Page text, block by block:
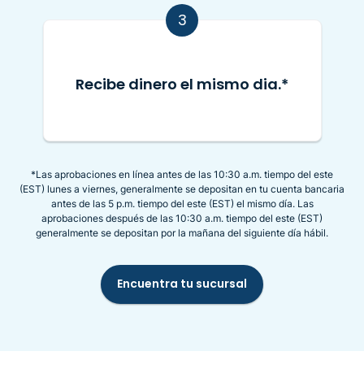
3
Recibe dinero el mismo dia.*
*Las aprobaciones en línea antes de las 10:30 a.m. tiempo del este
(EST) lunes a viernes, generalmente se depositan en tu cuenta bancaria
antes de las 5 p.m. tiempo del este (EST) el mismo día. Las
aprobaciones después de las 10:30 a.m. tiempo del este (EST)
generalmente se depositan por la mañana del siguiente día hábil.
Encuentra tu sucursal